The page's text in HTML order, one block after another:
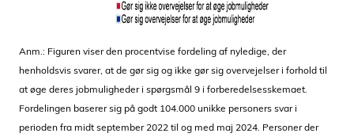
Anm.: Figuren viser den procentvise fordeling af nyledige, der
henholdsvis svarer, at de gør sig og ikke gør sig overvejelser i forhold til
at øge deres jobmuligheder i spørgsmål 9 i forberedelsesskemaet.
Fordelingen baserer sig på godt 104.000 unikke personers svar i
perioden fra midt september 2022 til og med maj 2024. Personer der